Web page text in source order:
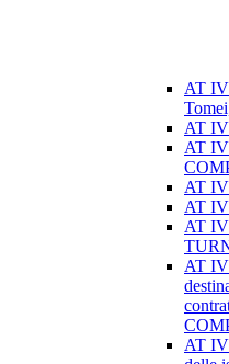
AT IV
AT IV
AT
AT IV
AT IV
AT
AT IV
AT IV